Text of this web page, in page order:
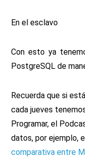
En el esclavo
Con esto ya
PostgreSQL de
Recuerda que si
cada jueves
Programar, el
datos, por ejemplo,
comparativa entre